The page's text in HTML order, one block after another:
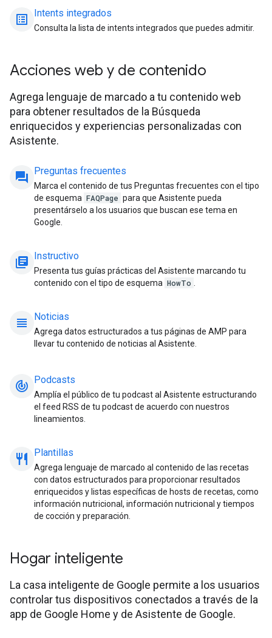
list_alt Intents integrados
Consulta la lista de intents integrados que puedes admitir.
Acciones web y de contenido
Agrega lenguaje de marcado a tu contenido web
para obtener resultados de la Búsqueda
enriquecidos y experiencias personalizadas con
Asistente.
question_answer Preguntas frecuentes
Marca el contenido de tus Preguntas frecuentes con el tipo
de esquema FAQPage para que Asistente pueda
presentárselo a los usuarios que buscan ese tema en
Google.
library_books Instructivo
Presenta tus guías prácticas del Asistente marcando tu
contenido con el tipo de esquema HowTo
view_headline Noticias
Agrega datos estructurados a tus páginas de AMP para
llevar tu contenido de noticias al Asistente.
track_changes Podcasts
Amplía el público de tu podcast al Asistente estructurando
el feed RSS de tu podcast de acuerdo con nuestros
lineamientos.
restaurant_meal
Plantillas
Agrega lenguaje de marcado al contenido de las recetas
con datos estructurados para proporcionar resultados
enriquecidos y listas específicas de hosts de recetas, como
información nutricional, información nutricional y tiempos
de cocción y preparación.
Hogar inteligente
La casa inteligente de Google permite a los usuarios
controlar tus dispositivos conectados a través de la
app de Google Home y de Asistente de Google.